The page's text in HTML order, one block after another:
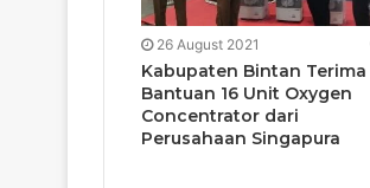
26 August 2021
Kabupaten Bintan Terima
Bantuan 16 Unit Oxygen
Concentrator dari
Perusahaan Singapura